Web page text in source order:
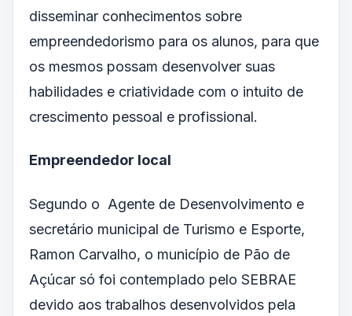
disseminar conhecimentos sobre
empreendedorismo para os alunos, para que
os mesmos possam desenvolver suas
habilidades e criatividade com o intuito de
crescimento pessoal e profissional.
Empreendedor local
Segundo o Agente de Desenvolvimento e
secretário municipal de Turismo e Esporte,
Ramon Carvalho, o município de Pão de
Açúcar só foi contemplado pelo SEBRAE
devido aos trabalhos desenvolvidos pela